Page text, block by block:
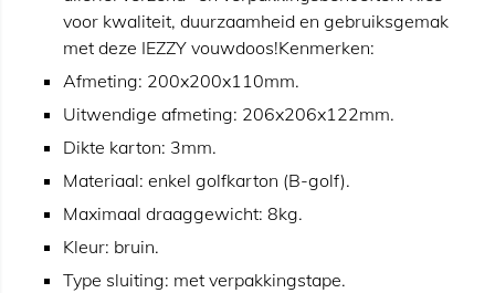
voor kwaliteit, duurzaamheid en gebruiksgemak
met deze IEZZY vouwdoos!Kenmerken:
Afmeting: 200x200x110mm.
Uitwendige afmeting: 206x206x122mm.
Dikte karton: 3mm.
Materiaal: enkel golfkarton (B-golf).
Maximaal draaggewicht: 8kg.
Kleur: bruin.
Type sluiting: met verpakkingstape.